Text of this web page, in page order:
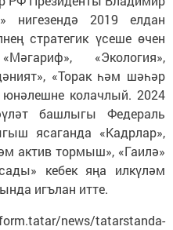
нигезендә 2019 елдан
стратегик үсеше өчен
«Экология»,
«Торак һәм шәһәр
юнәлешне колачлый. 2024
башлыгы Федераль
ясаганда «Кадрлар»,
актив тормыш», «Гаилә»
кебек яңа илкүләм
игълан итте.
news/tatarstanda-